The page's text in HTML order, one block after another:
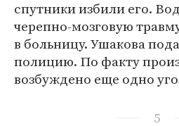
спутники избили его.
черепно-мозговую
в больницу. Ушакова
полицию. По факту
возбуждено еще одно
5